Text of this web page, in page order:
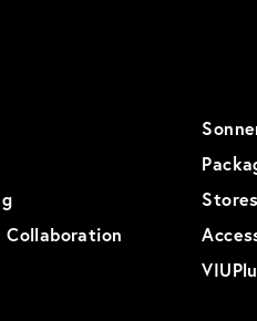
Stores
Collaboration